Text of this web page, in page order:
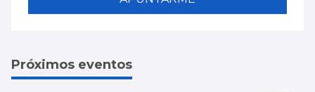
Próximos eventos